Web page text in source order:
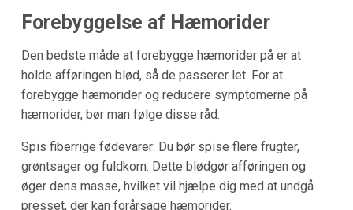
Forebyggelse af Hæmorider
Den bedste måde at forebygge hæmorider på er at
holde afføringen blød, så de passerer let. For at
forebygge hæmorider og reducere symptomerne på
hæmorider, bør man følge disse råd:
Spis fiberrige fødevarer: Du bør spise flere frugter,
grøntsager og fuldkorn. Dette blødgør afføringen og
øger dens masse, hvilket vil hjælpe dig med at undgå
presset, der kan forårsage hæmorider.